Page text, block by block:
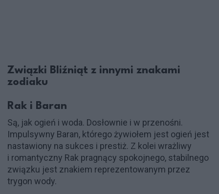
Związki Bliźniąt z innymi znakami
zodiaku
Rak i Baran
Są, jak ogień i woda. Dosłownie i w przenośni.
Impulsywny Baran, którego żywiołem jest ogień jest
nastawiony na sukces i prestiż. Z kolei wrażliwy
i romantyczny Rak pragnący spokojnego, stabilnego
związku jest znakiem reprezentowanym przez
trygon wody.